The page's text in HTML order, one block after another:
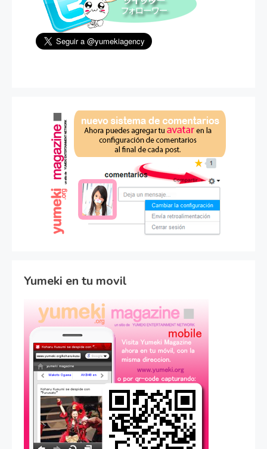
Yumeki en tu movil